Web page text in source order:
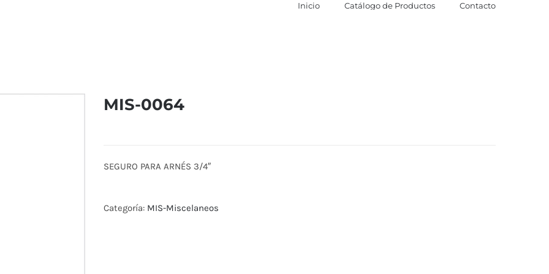
Inicio Catálogo de Productos Contacto
MIS-0064
SEGURO PARA ARNÉS 3/4″
Categoría: MIS-Miscelaneos